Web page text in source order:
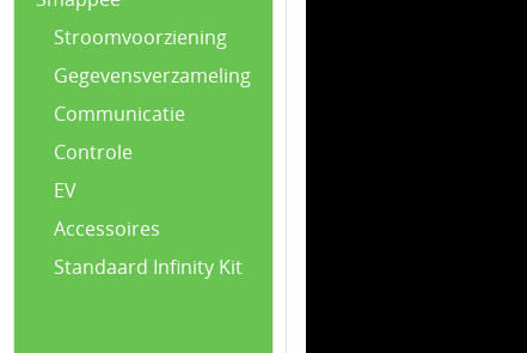
Stroomvoorziening
Gegevensverzameling
Communicatie
Controle
EV
Accessoires
Standaard Infinity Kit